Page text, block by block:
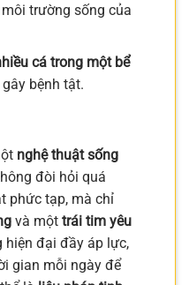
trường sống của
cá trong một bể
bệnh tật.
nghệ thuật sống
đòi hỏi quá
phức tạp, mà chỉ
và một trái tim yêu
hiện đại đầy áp lực,
gian mỗi ngày để